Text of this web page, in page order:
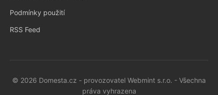
Podmínky použití
RSS Feed
© 2026 Domesta.cz - provozovatel Webmint s.r.o. - Všechna
práva vyhrazena